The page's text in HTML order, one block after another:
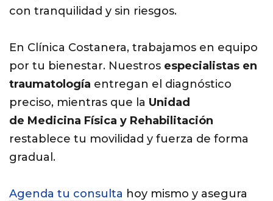
con tranquilidad y sin riesgos.
En Clínica Costanera, trabajamos en equipo
por tu bienestar. Nuestros especialistas en
traumatología entregan el diagnóstico
preciso, mientras que la Unidad
de Medicina Física y Rehabilitación
restablece tu movilidad y fuerza de forma
gradual.
Agenda tu consulta hoy mismo y asegura